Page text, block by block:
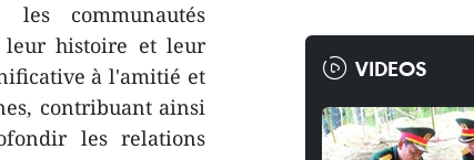
communautés
leur histoire et leur
à l'amitié et
contribuant ainsi
les relations
VIDEOS